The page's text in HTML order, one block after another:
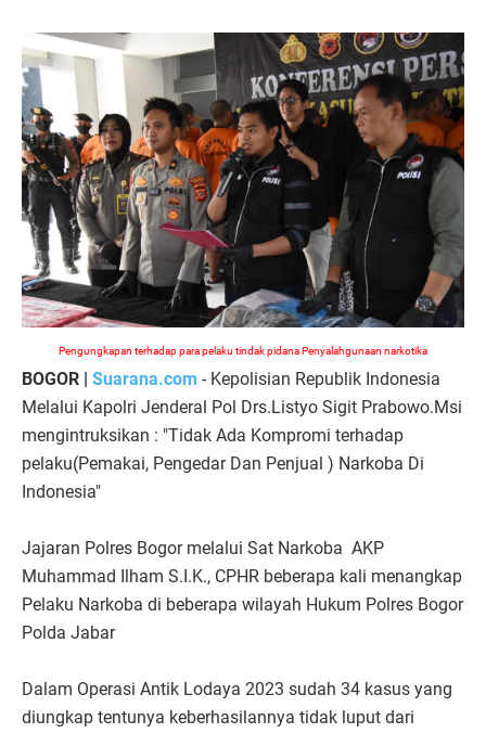
Pengungkapan terhadap para pelaku tindak pidana Penyalahgunaan narkotika
BOGOR | Suarana.com - Kepolisian Republik Indonesia
Melalui Kapolri Jenderal Pol Drs.Listyo Sigit Prabowo.Msi
mengintruksikan : "Tidak Ada Kompromi terhadap
pelaku(Pemakai, Pengedar Dan Penjual ) Narkoba Di
Indonesia"
Jajaran Polres Bogor melalui Sat Narkoba AKP
Muhammad Ilham S.I.K., CPHR beberapa kali menangkap
Pelaku Narkoba di beberapa wilayah Hukum Polres Bogor
Polda Jabar
Dalam Operasi Antik Lodaya 2023 sudah 34 kasus yang
diungkap tentunya keberhasilannya tidak luput dari